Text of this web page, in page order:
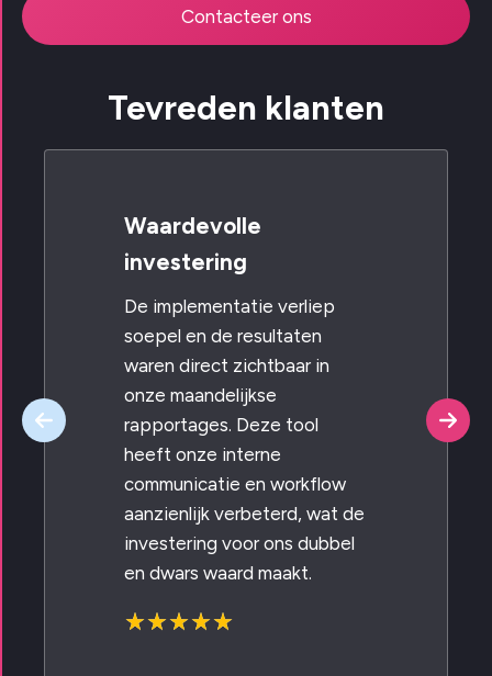
Contacteer ons
Tevreden klanten
Waardevolle
investering
De implementatie verliep
soepel en de resultaten
waren direct zichtbaar in
onze maandelijkse
rapportages. Deze tool
heeft onze interne
communicatie en workflow
aanzienlijk verbeterd, wat de
investering voor ons dubbel
en dwars waard maakt.